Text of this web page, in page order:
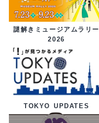
謎解きミュージアムラリー
2026
TOKYO UPDATES